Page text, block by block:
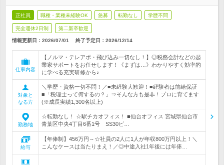
正社員 職種・業種未経験OK 急募 転勤なし 学歴不問
完全週休2日制 第二新卒歓迎
情報更新日：2026/07/01 終了予定日： 2026/12/14
仕事内容
【ノルマ・テレアポ・飛び込み一切なし！】◎税務会計などの起
業家サポートをお任せします！《まずは…》わかりやすく効率的
に学べる充実研修から♪
対象と
なる方
＼学歴・資格一切不問！／■未経験大歓迎！■経験者は前給保証
■「税理士って何するの？」⇒そんな方も是非！プロに育てます
(※成長実績1,300名以上)
勤務地
☆転勤なし！ ☆駅チカオフィス！ ■仙台オフィス 宮城県仙台市
青葉区中央4丁目6番1号 SS30ビ…
給与
【年俸制】456万円～☆社員の2人に1人が年収800万円以上！＼
こんなケースは当たりまえ！／◎中途入社1年後には年俸…